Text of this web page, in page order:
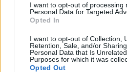
I want to opt-out of processing
Personal Data for Targeted
Opted In
I want to opt-out of Collection,
Retention, Sale, and/or
Personal Data that Is
Purposes for which it was
Opted Out
Szerdán a Vienna Cycle Chic
be a Cycle Chic könyv német
esemény a városháza mellett
idén létrehozott FahrRADhaus
központban volt. Előadást
Andersen a mozgalmat